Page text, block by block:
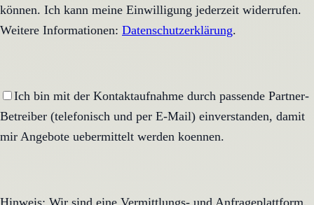
können. Ich kann meine Einwilligung jederzeit widerrufen.
Weitere Informationen: Datenschutzerklärung.
Ich bin mit der Kontaktaufnahme durch passende Partner-
Betreiber (telefonisch und per E-Mail) einverstanden, damit
mir Angebote uebermittelt werden koennen.